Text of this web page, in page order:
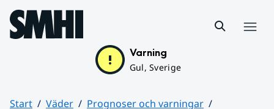
Hoppa till sidans innehåll
Varning
Gul, Sverige
Start Väder
Prognoser och varningar